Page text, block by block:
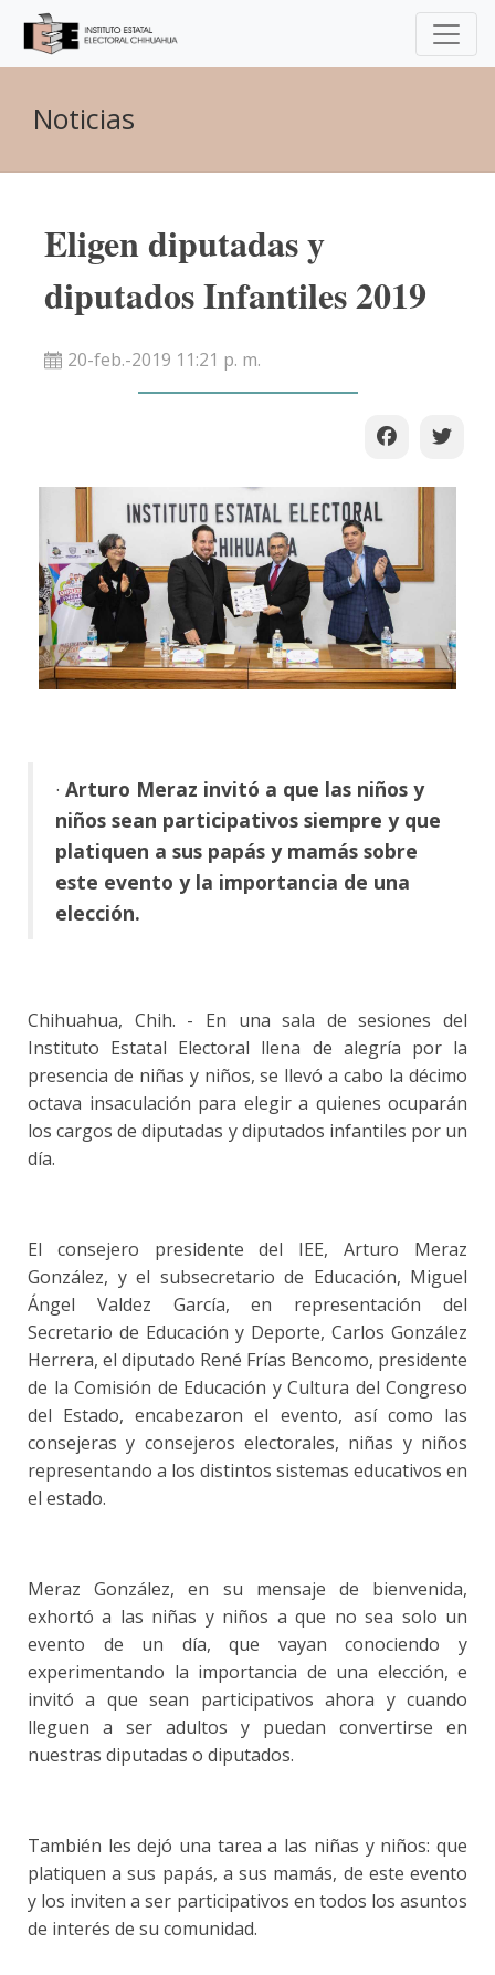
Noticias
Eligen diputadas y
diputados Infantiles 2019
20-feb.-2019 11:21 p. m.
· Arturo Meraz invitó a que las niños y
niños sean participativos siempre y que
platiquen a sus papás y mamás sobre
este evento y la importancia de una
elección.
Chihuahua, Chih. - En una sala de sesiones del
Instituto Estatal Electoral llena de alegría por la
presencia de niñas y niños, se llevó a cabo la décimo
octava insaculación para elegir a quienes ocuparán
los cargos de diputadas y diputados infantiles por un
día.
El consejero presidente del IEE, Arturo Meraz
González, y el subsecretario de Educación, Miguel
Ángel Valdez García, en representación del
Secretario de Educación y Deporte, Carlos González
Herrera, el diputado René Frías Bencomo, presidente
de la Comisión de Educación y Cultura del Congreso
del Estado, encabezaron el evento, así como las
consejeras y consejeros electorales, niñas y niños
representando a los distintos sistemas educativos en
el estado.
Meraz González, en su mensaje de bienvenida,
exhortó a las niñas y niños a que no sea solo un
evento de un día, que vayan conociendo y
experimentando la importancia de una elección, e
invitó a que sean participativos ahora y cuando
lleguen a ser adultos y puedan convertirse en
nuestras diputadas o diputados.
También les dejó una tarea a las niñas y niños: que
platiquen a sus papás, a sus mamás, de este evento
y los inviten a ser participativos en todos los asuntos
de interés de su comunidad.